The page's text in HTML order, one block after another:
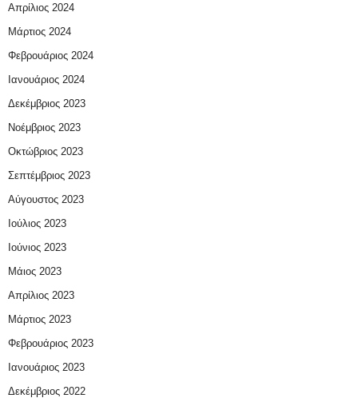
Απρίλιος 2024
Μάρτιος 2024
Φεβρουάριος 2024
Ιανουάριος 2024
Δεκέμβριος 2023
Νοέμβριος 2023
Οκτώβριος 2023
Σεπτέμβριος 2023
Αύγουστος 2023
Ιούλιος 2023
Ιούνιος 2023
Μάιος 2023
Απρίλιος 2023
Μάρτιος 2023
Φεβρουάριος 2023
Ιανουάριος 2023
Δεκέμβριος 2022